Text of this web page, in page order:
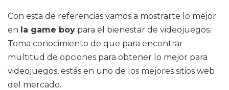
Con esta de referencias vamos a mostrarte lo mejor
en la game boy para el bienestar de videojuegos.
Toma conocimiento de que para encontrar
multitud de opciones para obtener lo mejor para
videojuegos, estás en uno de los mejores sitios web
del mercado.